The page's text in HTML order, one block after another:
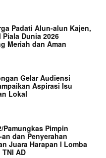
Padati Alun-alun Kajen,
Piala Dunia 2026
Meriah dan Aman
Gelar Audiensi
Aspirasi Isu
Lokal
Pamungkas Pimpin
an dan Penyerahan
Juara Harapan I Lomba
AD